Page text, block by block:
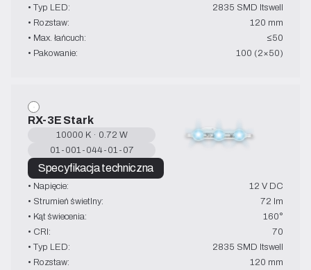
• Typ LED:
2835 SMD Itswell
• Rozstaw:
120 mm
• Max. łańcuch:
≤50
• Pakowanie:
100 (2×50)
RX-3E Stark
10000 K · 0.72 W
01-001-044-01-07
Specyfikacja techniczna
• Napięcie:
12 V DC
• Strumień świetlny:
72 lm
• Kąt świecenia:
160°
• CRI:
70
• Typ LED:
2835 SMD Itswell
• Rozstaw:
120 mm